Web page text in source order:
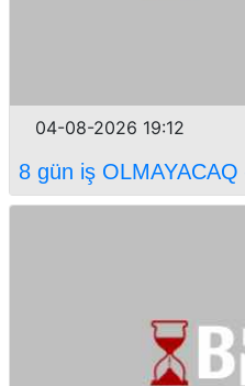
04-08-2026 19:12
8 gün iş